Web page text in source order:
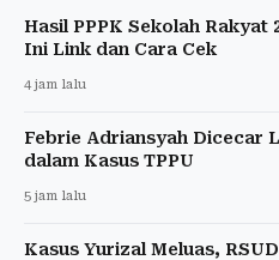
Hasil PPPK Sekolah Rakyat
Ini Link dan Cara Cek
4 jam lalu
Febrie Adriansyah Dicecar
dalam Kasus TPPU
5 jam lalu
Kasus Yurizal Meluas,